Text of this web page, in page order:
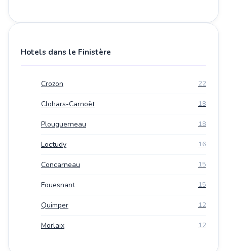
Hotels dans le Finistère
Crozon 22
Clohars-Carnoët 18
Plouguerneau 18
Loctudy 16
Concarneau 15
Fouesnant 15
Quimper 12
Morlaix 12